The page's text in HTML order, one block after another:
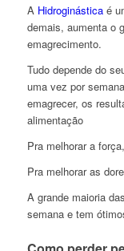
A Hidroginásticaé
demais, aumenta o
emagrecimento.
Tudo depende do
uma vez por
emagrecer, os
alimentação
Pra melhorar a
Pra melhorar as
A grande maioria
semana e tem